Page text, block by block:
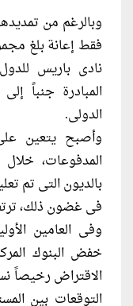
نادى باريس
المبادرة جنباً
الدولى.
وأصبح يتعين
المدفوعات، خلال
بالديون التى تم
فى غضون ذلك،
وفى العامين
خفض البنوك
الاقتراض رخيصاً
التوقعات بين